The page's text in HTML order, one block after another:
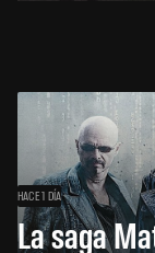
HACE 1 DÍA
La saga